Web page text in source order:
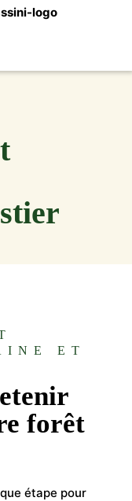
ET
forêt
étape pour